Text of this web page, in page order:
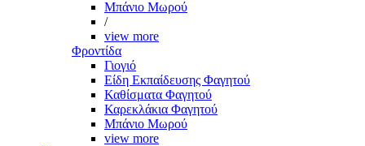
Μπάνιο Μωρού
/
view more
Φροντίδα
Γιογιό
Είδη Εκπαίδευσης Φαγητού
Καθίσματα Φαγητού
Καρεκλάκια Φαγητού
Μπάνιο Μωρού
view more